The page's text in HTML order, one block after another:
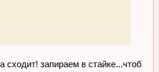
сходит! запираем в стайке...чтоб